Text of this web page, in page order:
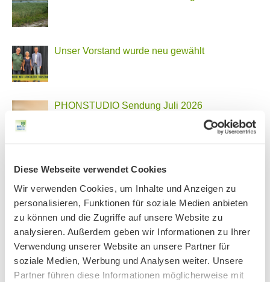
Diese Webseite verwendet Cookies
Wir verwenden Cookies, um Inhalte und Anzeigen zu
personalisieren, Funktionen für soziale Medien anbieten
zu können und die Zugriffe auf unsere Website zu
analysieren. Außerdem geben wir Informationen zu Ihrer
Verwendung unserer Website an unsere Partner für
soziale Medien, Werbung und Analysen weiter. Unsere
Partner führen diese Informationen möglicherweise mit
Unser Vorstand wurde neu gewählt
PHONSTUDIO Sendung Juli 2026
Ankündigung Jahres-Mitgliederversammlung
2026